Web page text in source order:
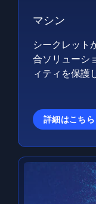
マシン
シークレット
合ソリューシ
ィティを保護
詳細はこちら